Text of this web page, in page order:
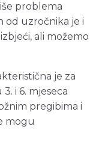
problema
od uzročnika je i
ali možemo
je za
i 6. mjeseca
pregibima i
mogu